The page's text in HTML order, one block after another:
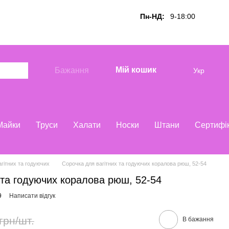
Пн-НД: 9-18:00
Бажання Мій кошик Укр
Труси Халати Носки Штани
та годуючих Сорочка для вагітних та годуючих коралова рюш, 52-54
та годуючих коралова рюш, 52-54
Написати відгук
шт. В бажання